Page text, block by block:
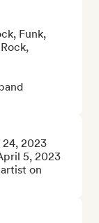
Funk,
2023
5, 2023
on